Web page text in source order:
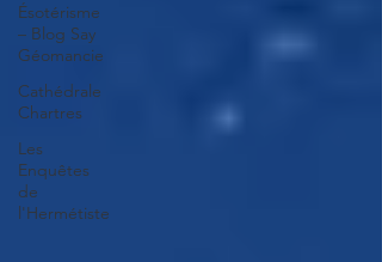
Ésotérisme
– Blog Say
Géomancie
Cathédrale
Chartres
Les
Enquêtes
de
l'Hermétiste